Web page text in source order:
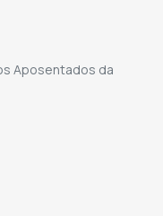
Aposentados da